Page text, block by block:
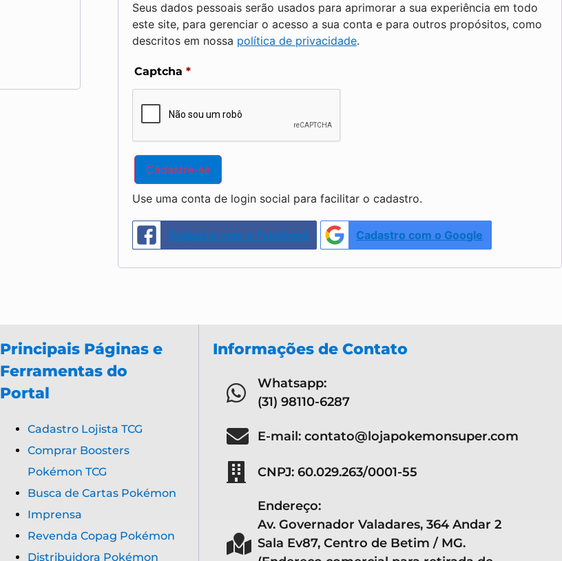
Seus dados pessoais serão usados para aprimorar a sua experiência em todo
este site, para gerenciar o acesso a sua conta e para outros propósitos, como
descritos em nossa política de privacidade.
Captcha *
Cadastre-se
Use uma conta de login social para facilitar o cadastro.
Cadastro com o Facebook Cadastro com o Google
Principais Páginas e
Ferramentas do
Portal
Cadastro Lojista TCG
Comprar Boosters
Pokémon TCG
Busca de Cartas Pokémon
Imprensa
Revenda Copag Pokémon
Distribuidora Pokémon
Informações de Contato
Whatsapp:
(31) 98110-6287
E-mail: contato@lojapokemonsuper.com
CNPJ: 60.029.263/0001-55
Endereço:
Av. Governador Valadares, 364 Andar 2
Sala Ev87, Centro de Betim / MG.